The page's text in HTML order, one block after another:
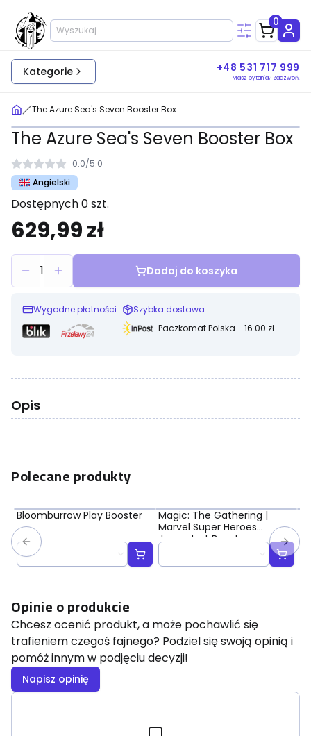
0
Kategorie +48 531 717 999
Masz pytania? Zadzwoń.
The Azure Sea's Seven Booster Box
The Azure Sea's Seven Booster Box
0.0/5.0
Angielski
Dostępnych 0 szt.
629,99 zł
1 Dodaj do koszyka
Wygodne płatności
Szybka dostawa
Paczkomat Polska - 16.00 zł
Opis
Polecane produkty
Bloomburrow Play Booster
Magic: The Gathering |
Marvel Super Heroes
Jumpstart Booster
Opinie o produkcie
Chcesz ocenić produkt, a może pochawlić się
trafieniem czegoś fajnego? Podziel się swoją opinią i
pomóż innym w podjęciu decyzji!
Napisz opinię